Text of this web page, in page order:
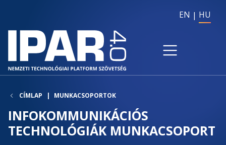
EN HU
CÍMLAP MUNKACSOPORTOK
INFOKOMMUNIKÁCIÓS
TECHNOLÓGIÁK MUNKACSOPORT